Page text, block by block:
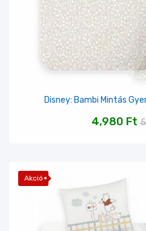
Disney: Bambi Mintás
4,980 Ft
Akció